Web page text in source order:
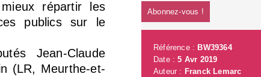
répartir les
publics sur le
Jean-Claude
(LR, Meurthe-et-
Abonnez-vous !
Référence : BW39364
Date :5 Avr 2019
Auteur : Franck Lemarc